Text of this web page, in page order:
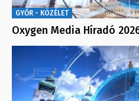
GYŐR - KÖZÉLET
Oxygen Media Híradó